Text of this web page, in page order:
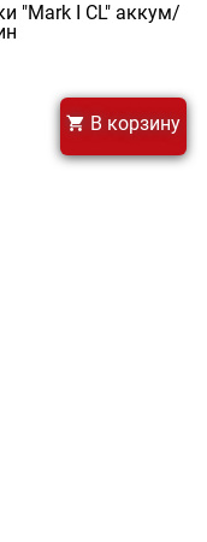
"Mark I CL" аккум/
В корзину